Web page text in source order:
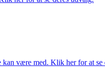
være med. Klik her for at se